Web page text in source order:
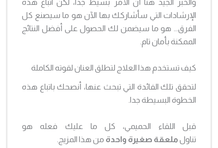
والخبر الجيد هنا أن الأمر بسيط جدا، لكن اتباع هذه
الإرشادات التي سأشاركك بها الآن هو ما سيصنع كل
الفرق… هو ما سيضمن لك الحصول على أفضل النتائج
الممكنة بأمان تام.
كيف تستخدم هذا العلاج لتطلق العنان لقوته الكاملة
لتحقق تلك الفائدة التي تبحث عنها، أنصحك باتباع هذه
الخطوة البسيطة جدا.
قبل اللقاء الحميمي، كل ما عليك فعله هو
تناول ملعقة صغيرة واحدةمن هذا المزيج.